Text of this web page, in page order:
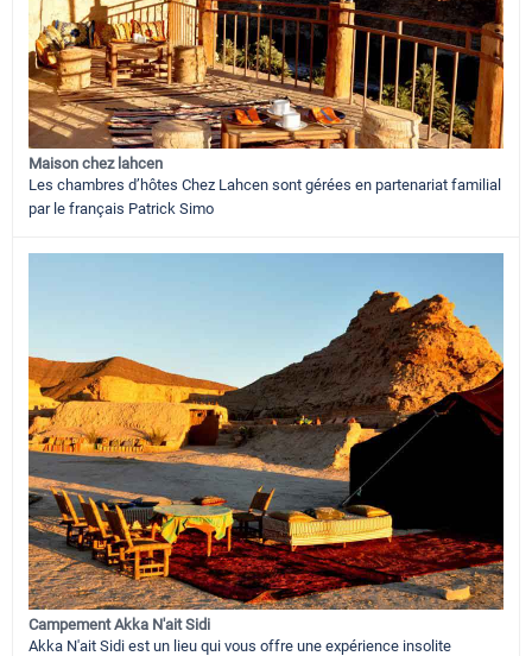
Maison chez lahcen
Les chambres d’hôtes Chez Lahcen sont gérées en partenariat familial
par le français Patrick Simo
Campement Akka N'ait Sidi
Akka N'ait Sidi est un lieu qui vous offre une expérience insolite